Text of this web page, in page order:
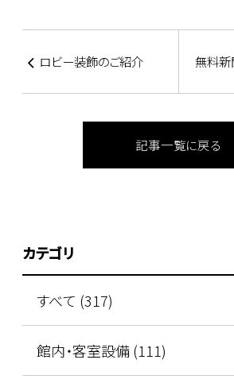
ロビー装飾のご紹介 無料
記事一覧に戻る
カテゴリ
すべて (317)
館内・客室設備 (111)